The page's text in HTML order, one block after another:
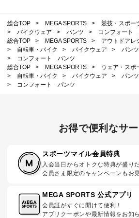
総合TOP > MEGA SPORTS > 競技・スポー
>
バイクウェア > パンツ >
コンフォート
総合TOP
> MEGA SPORTS >
アウトドアレ
>
自転車・バイク > バイクウェア >
パンツ
>
コンフォート パンツ
総合TOP
> MEGA SPORTS >
ウェア・スポ
>
自転車・バイク > バイクウェア >
パンツ
>
コンフォート パンツ
お得で便利なサ
スポーツマイル会員特典
入会当日からオトクな特典が盛り
会員さま限定のキャンペーンもお
MEGA SPORTS 公式アプリ
会員証がすぐに開けて便利！
アプリクーポンや最新情報をお知